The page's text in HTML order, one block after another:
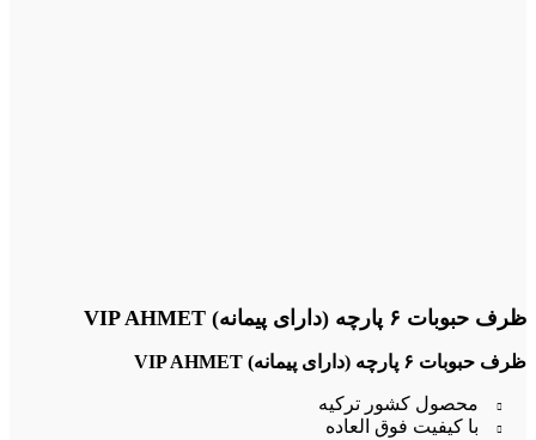
ظرف حبوبات ۶ پارچه (دارای پیمانه) VIP AHMET
ظرف حبوبات ۶ پارچه (دارای پیمانه) VIP AHMET
محصول کشور ترکیه
با کیفیت فوق العاده